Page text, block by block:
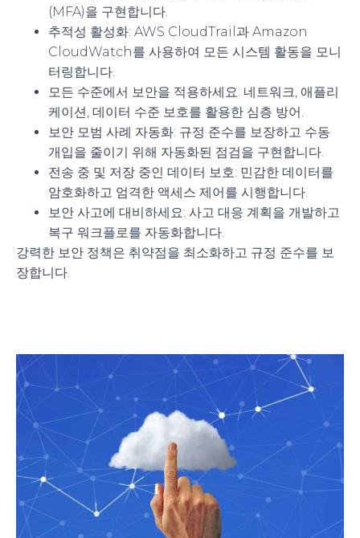
(MFA)을 구현합니다.
추적성 활성화: AWS CloudTrail과 Amazon
CloudWatch를 사용하여 모든 시스템 활동을 모니
터링합니다.
모든 수준에서 보안을 적용하세요: 네트워크, 애플리
케이션, 데이터 수준 보호를 활용한 심층 방어.
보안 모범 사례 자동화: 규정 준수를 보장하고 수동
개입을 줄이기 위해 자동화된 점검을 구현합니다.
전송 중 및 저장 중인 데이터 보호: 민감한 데이터를
암호화하고 엄격한 액세스 제어를 시행합니다.
보안 사고에 대비하세요: 사고 대응 계획을 개발하고
복구 워크플로를 자동화합니다.
강력한 보안 정책은 취약점을 최소화하고 규정 준수를 보
장합니다.